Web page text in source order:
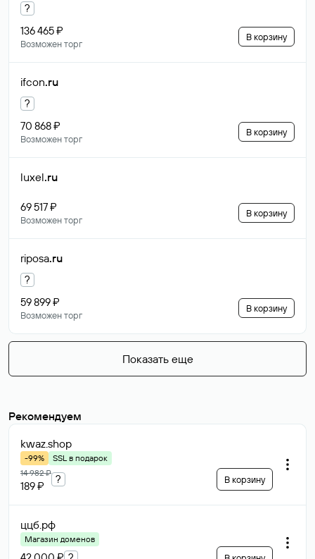
?
136 465 ₽
Возможен торг
В корзину
ifcon.ru
?
70 868 ₽
Возможен торг
В корзину
luxel.ru
69 517 ₽
Возможен торг
В корзину
riposa.ru
?
59 899 ₽
Возможен торг
В корзину
Показать еще
Рекомендуем
kwaz.shop
-99%
SSL в подарок
14 982 ₽
189 ₽
? В корзину
ццб.рф
Магазин доменов